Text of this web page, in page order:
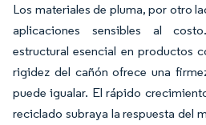
Los materiales de pluma, por otro
aplicaciones sensibles al
estructural esencial en productos
rigidez del cañón ofrece una
puede igualar. El rápido
reciclado subraya la respuesta del